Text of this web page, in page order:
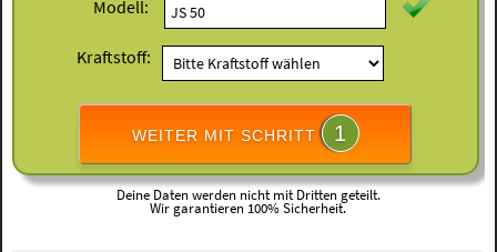
Modell:
Kraftstoff:
WEITER MIT SCHRITT 1
Deine Daten werden nicht mit Dritten geteilt.
Wir garantieren 100% Sicherheit.